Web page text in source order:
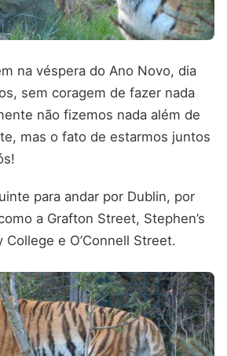
na véspera do Ano Novo, dia
sem coragem de fazer nada
não fizemos nada além de
mas o fato de estarmos juntos
para andar por Dublin, por
a Grafton Street, Stephen’s
College e O’Connell Street.